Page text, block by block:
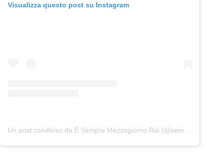
Visualizza questo post su Instagram
Un post condiviso da È Sempre Mezzogiorno Rai (@sempremezzogiornorai)